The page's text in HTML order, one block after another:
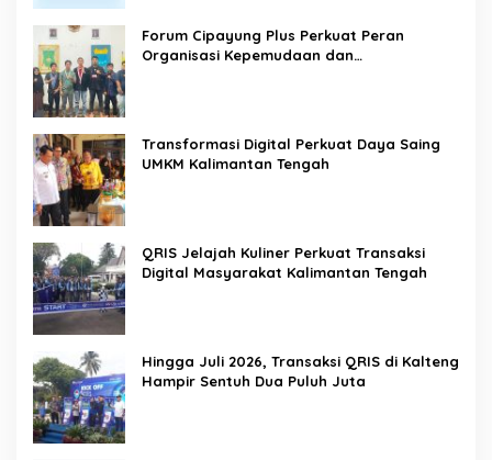
Forum Cipayung Plus Perkuat Peran
Organisasi Kepemudaan dan
Transformasi Digital Perkuat Daya Saing
UMKM Kalimantan Tengah
QRIS Jelajah Kuliner Perkuat Transaksi
Digital Masyarakat Kalimantan Tengah
Hingga Juli 2026, Transaksi QRIS di Kalteng
Hampir Sentuh Dua Puluh Juta